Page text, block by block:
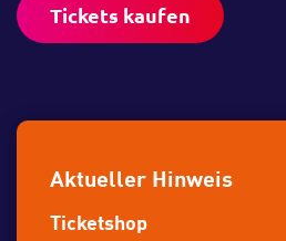
Tickets kaufen
Aktueller Hinweis
Ticketshop